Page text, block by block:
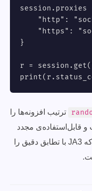
session.proxies
"http":
"https":
}
r =
ترتیب افزونه‌ها را
و قابل‌استفاده‌ی مجدد
جلوگیری کند — در برابر سیستم‌هایی که JA3 با تطابق دقیق را